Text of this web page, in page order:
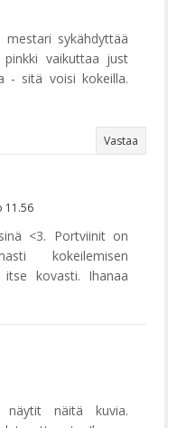
sykähdyttää
vaikuttaa just
- sitä voisi kokeilla.
Vastaa
11.56
<3. Portviinit on
kokeilemisen
itse kovasti. Ihanaa
näytit näitä kuvia.